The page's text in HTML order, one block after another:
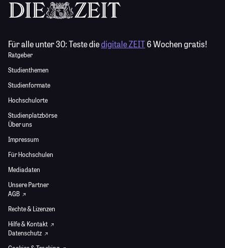
Für alle unter 30:Teste diedigitale ZEIT6 Wochen gratis!
Ratgeber
Studienthemen
Studienformate
Hochschulorte
Studienplatzbörse
Über uns
Impressum
Für Hochschulen
Mediadaten
Unsere Partner
AGB
Rechte & Lizenzen
Hilfe & Kontakt
Datenschutz